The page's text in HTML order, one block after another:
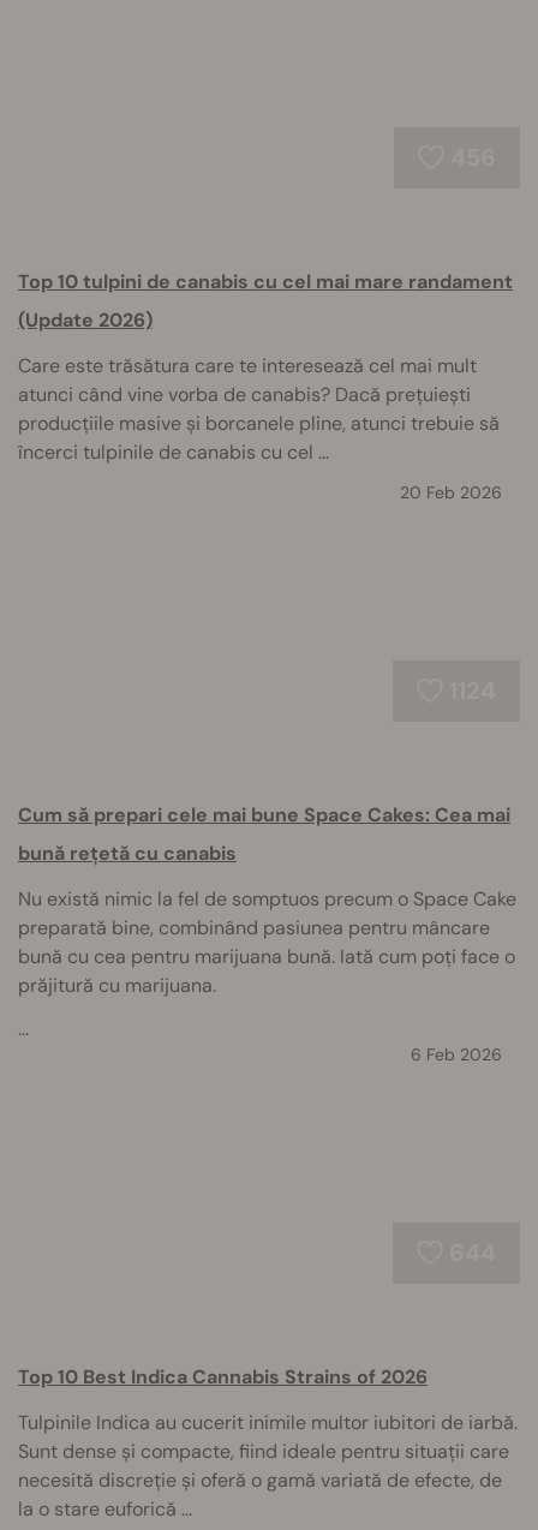
Top 10 tulpini de canabis cu cel mai mare randament
(Update 2026)
Care este trăsătura care te interesează cel mai mult
atunci când vine vorba de canabis? Dacă prețuiești
producțiile masive și borcanele pline, atunci trebuie să
încerci tulpinile de canabis cu cel ...
20 Feb 2026
Cum să prepari cele mai bune Space Cakes: Cea mai
bună rețetă cu canabis
Nu există nimic la fel de somptuos precum o Space Cake
preparată bine, combinând pasiunea pentru mâncare
bună cu cea pentru marijuana bună. Iată cum poți face o
prăjitură cu marijuana.
...
6 Feb 2026
Top 10 Best Indica Cannabis Strains of 2026
Tulpinile Indica au cucerit inimile multor iubitori de iarbă.
Sunt dense și compacte, fiind ideale pentru situații care
necesită discreție și oferă o gamă variată de efecte, de
la o stare euforică ...